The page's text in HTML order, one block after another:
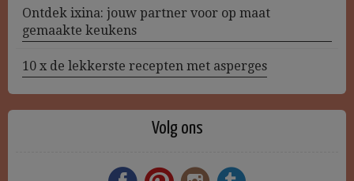
Ontdek ixina: jouw partner voor op maat
gemaakte keukens
10 x de lekkerste recepten met asperges
Volg ons